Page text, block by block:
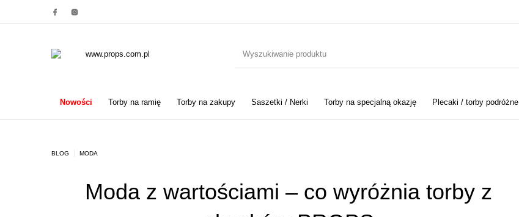
Nowości Torby na ramię Torby na zakupy Saszetki / Nerki Torby na specjalną okazję Plecaki / torby podróżne
BLOG MODA
Moda z wartościami – co wyróżnia torby z